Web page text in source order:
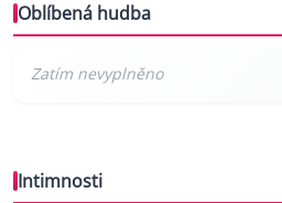
Oblíbená hudba
Intimnosti